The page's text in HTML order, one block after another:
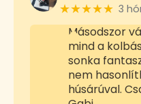
★★★★★ 3
Másodszor
mind a
sonka
nem
húsárúval.